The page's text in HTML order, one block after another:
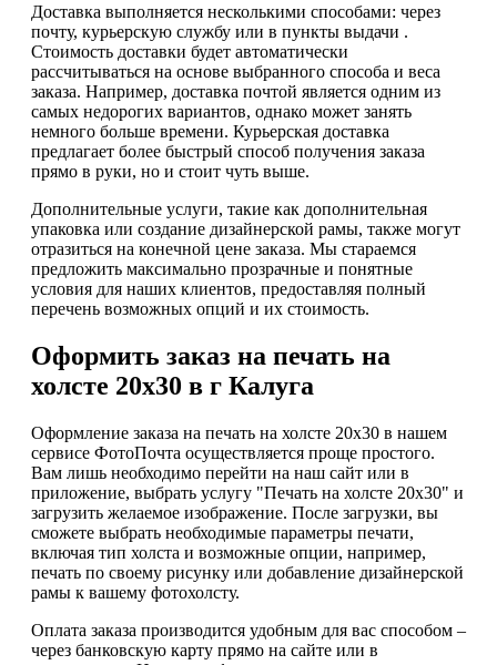
Доставка выполняется несколькими способами: через
почту, курьерскую службу или в пункты выдачи .
Стоимость доставки будет автоматически
рассчитываться на основе выбранного способа и веса
заказа. Например, доставка почтой является одним из
самых недорогих вариантов, однако может занять
немного больше времени. Курьерская доставка
предлагает более быстрый способ получения заказа
прямо в руки, но и стоит чуть выше.
Дополнительные услуги, такие как дополнительная
упаковка или создание дизайнерской рамы, также могут
отразиться на конечной цене заказа. Мы стараемся
предложить максимально прозрачные и понятные
условия для наших клиентов, предоставляя полный
перечень возможных опций и их стоимость.
Оформить заказ на печать на
холсте 20х30 в г Калуга
Оформление заказа на печать на холсте 20х30 в нашем
сервисе ФотоПочта осуществляется проще простого.
Вам лишь необходимо перейти на наш сайт или в
приложение, выбрать услугу "Печать на холсте 20х30" и
загрузить желаемое изображение. После загрузки, вы
сможете выбрать необходимые параметры печати,
включая тип холста и возможные опции, например,
печать по своему рисунку или добавление дизайнерской
рамы к вашему фотохолсту.
Оплата заказа производится удобным для вас способом –
через банковскую карту прямо на сайте или в